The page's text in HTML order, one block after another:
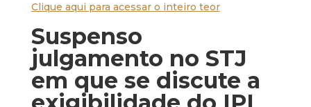
Clique aqui para acessar o inteiro teor
Suspenso
julgamento no STJ
em que se discute a